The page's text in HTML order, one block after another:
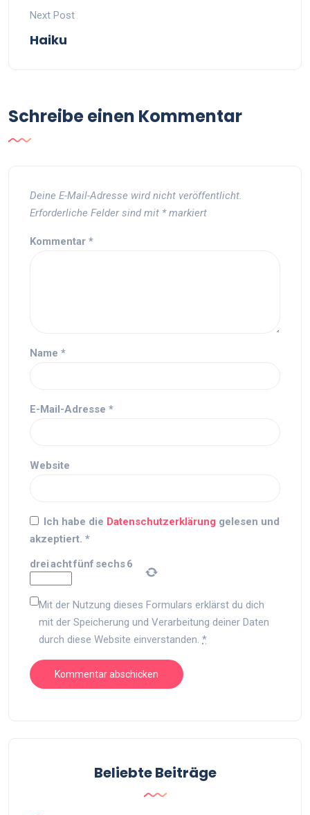
Next Post
Haiku
Schreibe einen Kommentar
Deine E-Mail-Adresse wird nicht veröffentlicht.
Erforderliche Felder sind mit *markiert
Kommentar *
Name *
E-Mail-Adresse *
Website
Ich habe die Datenschutzerklärung gelesen und
akzeptiert. *
dreiachtfünf sechs6
Mit der Nutzung dieses Formulars erklärst du dich
mit der Speicherung und Verarbeitung deiner Daten
durch diese Website einverstanden. *
Beliebte Beiträge